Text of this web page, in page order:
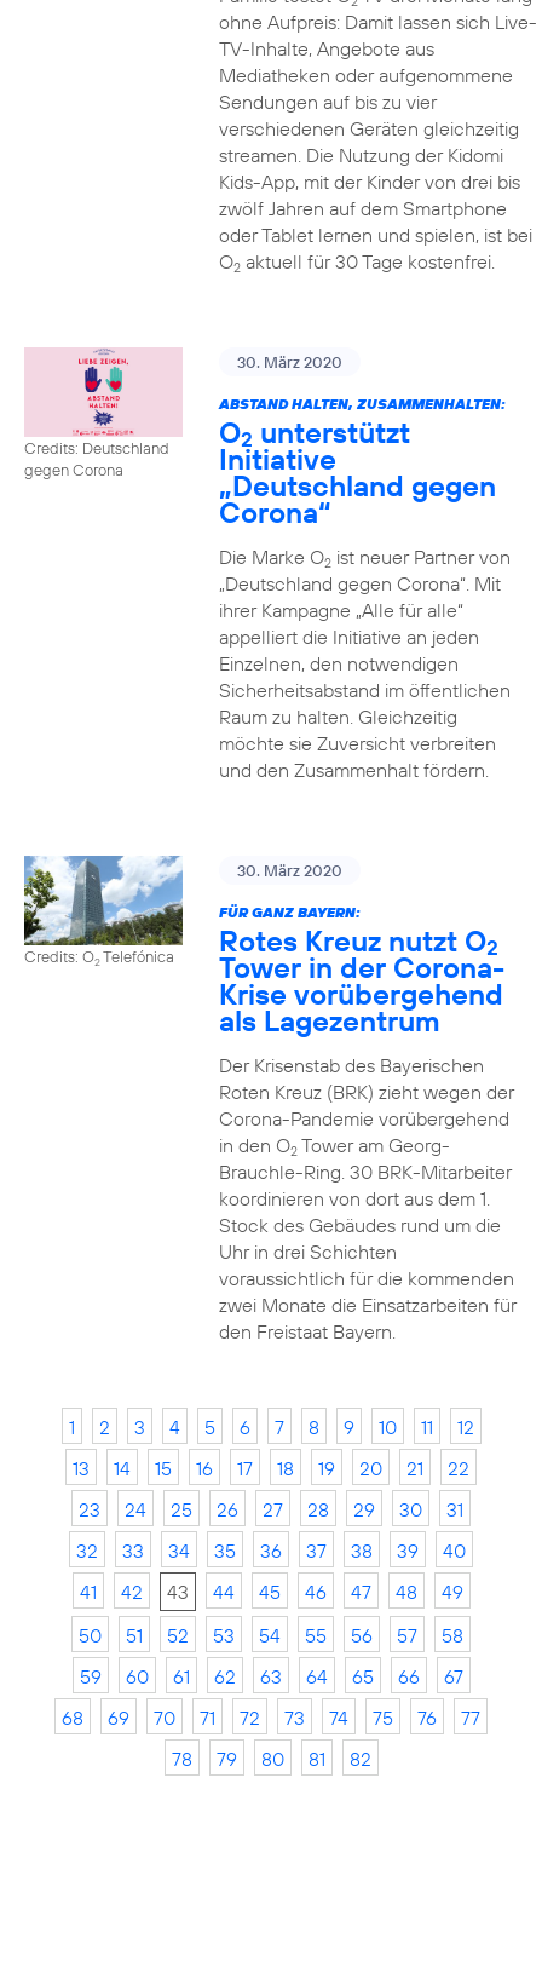
ohne Aufpreis: Damit lassen sich Live-
TV-Inhalte, Angebote aus
Mediatheken oder aufgenommene
Sendungen auf bis zu vier
verschiedenen Geräten gleichzeitig
streamen. Die Nutzung der Kidomi
Kids-App, mit der Kinder von drei bis
zwölf Jahren auf dem Smartphone
oder Tablet lernen und spielen, ist bei
O2aktuell für 30 Tage kostenfrei.
Credits: Deutschland
gegen Corona
30. März 2020
ABSTAND HALTEN, ZUSAMMENHALTEN:
O2 unterstützt
Initiative
„Deutschland gegen
Corona“
Die Marke O2ist neuer Partner von
„Deutschland gegen Corona“. Mit
ihrer Kampagne „Alle für alle“
appelliert die Initiative an jeden
Einzelnen, den notwendigen
Sicherheitsabstand im öffentlichen
Raum zu halten. Gleichzeitig
möchte sie Zuversicht verbreiten
und den Zusammenhalt fördern.
Credits: O2Telefónica
30. März 2020
FÜR GANZ BAYERN:
Rotes Kreuz nutzt O2
Tower in der Corona-
Krise vorübergehend
als Lagezentrum
Der Krisenstab des Bayerischen
Roten Kreuz (BRK) zieht wegen der
Corona-Pandemie vorübergehend
in den O2Tower am Georg-
Brauchle-Ring. 30 BRK-Mitarbeiter
koordinieren von dort aus dem 1.
Stock des Gebäudes rund um die
Uhr in drei Schichten
voraussichtlich für die kommenden
zwei Monate die Einsatzarbeiten für
den Freistaat Bayern.
1 2 3 4 5 6 7 8 9 10 11
12
13
14 15 16 17 18 19 20 21
22
23
24 25 26 27 28 29 30
31
32
33 34 35 36 37 38 39
40
41
42 43 44 45 46 47 48
49
50
51 52 53 54 55 56 57
58
59
60 61 62 63 64 65 66
67
68
69 70 71 72 73 74 75 76
77
78
79 80 81 82